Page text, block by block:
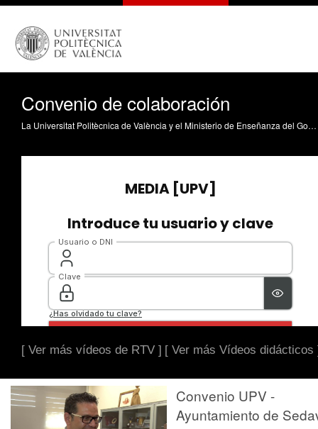
Convenio de colaboración
La Universitat Politècnica de València y el Ministerio de Enseñanza del Gobierno de Acuerdo Nacional de Libia han firmado un convenio de colaboración para el acceso del alumnado de Libia a los másteres impartidos por la UPV. Además, ambas instituciones tienen como objeto promover también el desarrollo y la difusión de la cultura, así como la investigación científica y tecnológica.
[ Ver más vídeos de RTV ] [ Ver más Vídeos didácticos
Convenio UPV -
Ayuntamiento de